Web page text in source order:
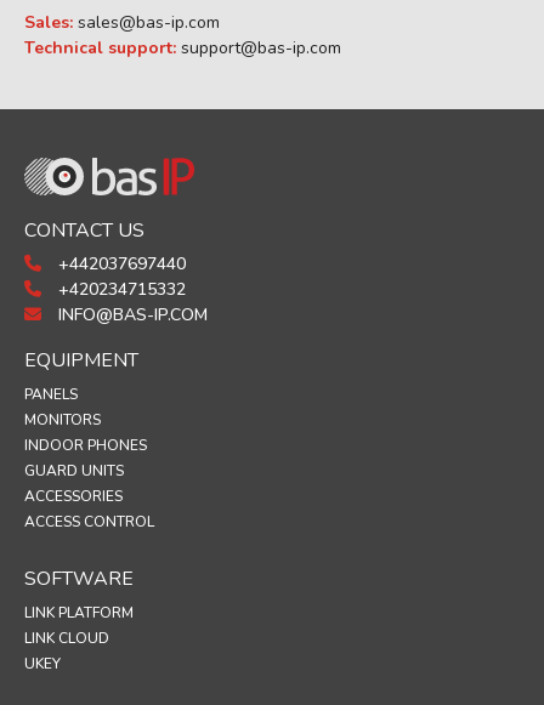
Sales: sales@bas-ip.com
Technical support: support@bas-ip.com
CONTACT US
+442037697440
+420234715332
INFO@BAS-IP.COM
EQUIPMENT
PANELS
MONITORS
INDOOR PHONES
GUARD UNITS
ACCESSORIES
ACCESS CONTROL
SOFTWARE
LINK PLATFORM
LINK CLOUD
UKEY